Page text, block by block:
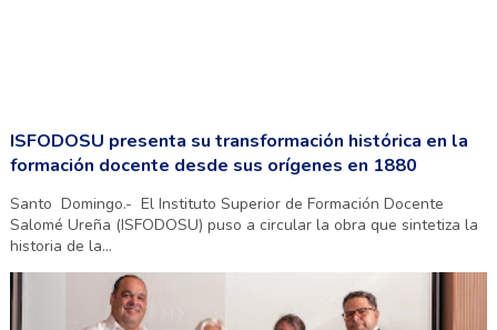
ISFODOSU presenta su transformación histórica en la
formación docente desde sus orígenes en 1880
Santo Domingo.- El Instituto Superior de Formación Docente
Salomé Ureña (ISFODOSU) puso a circular la obra que sintetiza la
historia de la...